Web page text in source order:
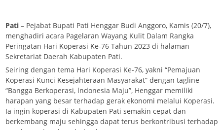
Pati – Pejabat Bupati Pati Henggar Budi Anggoro, Kamis (20/7),
menghadiri acara Pagelaran Wayang Kulit Dalam Rangka
Peringatan Hari Koperasi Ke-76 Tahun 2023 di halaman
Sekretariat Daerah Kabupaten Pati.
Seiring dengan tema Hari Koperasi Ke-76, yakni “Pemajuan
Koperasi Kunci Kesejahteraan Masyarakat” dengan tagline
“Bangga Berkoperasi, lndonesia Maju”, Henggar memiliki
harapan yang besar terhadap gerak ekonomi melalui Koperasi.
Ia ingin koperasi di Kabupaten Pati semakin cepat dan
berkembang maju sehingga dapat terus berkontribusi terhadap